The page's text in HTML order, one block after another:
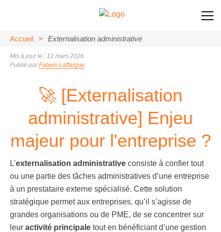
Accueil > Externalisation administrative
Mis à jour le : 12 mars 2026
Publié parFabien Laffargue
🚀 [Externalisation
administrative] Enjeu
majeur pour l'entreprise ?
Supprimé !
L’externalisation administrative consiste à confier tout
ou une partie des tâches administratives d’une entreprise
à un prestataire externe spécialisé. Cette solution
stratégique permet aux entreprises, qu’il s’agisse de
grandes organisations ou de PME, de se concentrer sur
leur activité principale tout en bénéficiant d’une gestion